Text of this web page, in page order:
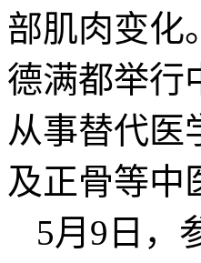
部肌肉变化
德满都举行
从事替代医
及正骨等
5月9日，